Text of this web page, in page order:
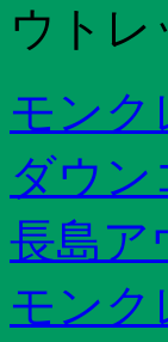
ウトレ
モンク
ダウ
長島ア
モンク